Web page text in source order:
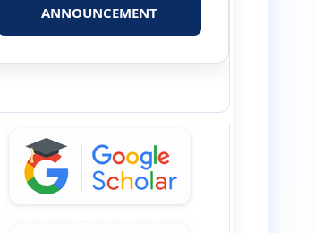
ANNOUNCEMENT